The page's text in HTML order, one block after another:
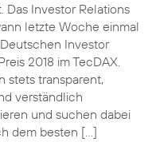
Das Investor Relations
letzte Woche einmal
Investor
2018 im TecDAX.
stets transparent,
verständlich
und suchen dabei
dem besten […]